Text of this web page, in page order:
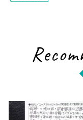
前略、この度は私
頂き有難うござい
2026.07.17